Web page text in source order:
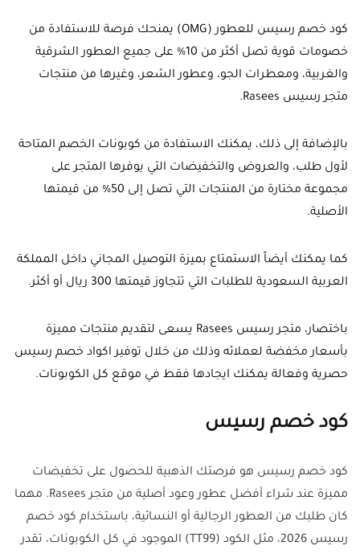
كود خصم رسيس للعطور (OMG) يمنحك فرصة للاستفادة من
خصومات قوية تصل أكثر من 10% على جميع العطور الشرقية
والغربية، ومعطرات الجو، وعطور الشعر، وغيرها من منتجات
متجر رسيس Rasees.
بالإضافة إلى ذلك، يمكنك الاستفادة من كوبونات الخصم المتاحة
لأول طلب، والعروض والتخفيضات التي يوفرها المتجر على
مجموعة مختارة من المنتجات التي تصل إلى 50% من قيمتها
الأصلية.
كما يمكنك أيضاً الاستمتاع بميزة التوصيل المجاني داخل المملكة
العربية السعودية للطلبات التي تتجاوز قيمتها 300 ريال أو أكثر.
باختصار، متجر رسيس Rasees يسعى لتقديم منتجات مميزة
بأسعار مخفضة لعملائه وذلك من خلال توفير اكواد خصم رسيس
حصرية وفعالة يمكنك ايجادها فقط في موقع كل الكوبونات.
كود خصم رسيس
كود خصم رسيس هو فرصتك الذهبية للحصول على تخفيضات
مميزة عند شراء أفضل عطور وعود أصلية من متجر Rasees. مهما
كان طلبك من العطور الرجالية أو النسائية، باستخدام كود خصم
رسيس 2026، مثل الكود (TT99) الموجود في كل الكوبونات، تقدر